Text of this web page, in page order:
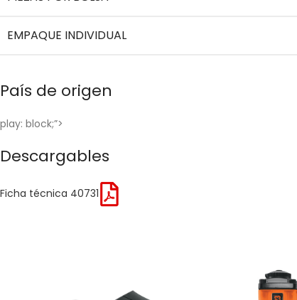
EMPAQUE INDIVIDUAL
País de origen
play: block;”>
Descargables
Ficha técnica 40731